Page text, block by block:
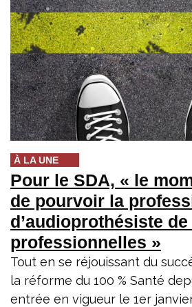
À LA UNE
Pour le SDA, « le
de pourvoir la
d’audioprothésiste
professionnelles »
Tout en se réjouissant du
la réforme du 100 % Santé
entrée en vigueur le 1er